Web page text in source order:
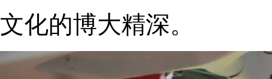
文化的博大精深。